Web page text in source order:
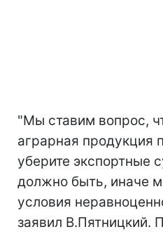
"Мы ставим вопрос,
аграрная продукция
уберите экспортные
должно быть, иначе
условия
заявил В.Пятницкий.